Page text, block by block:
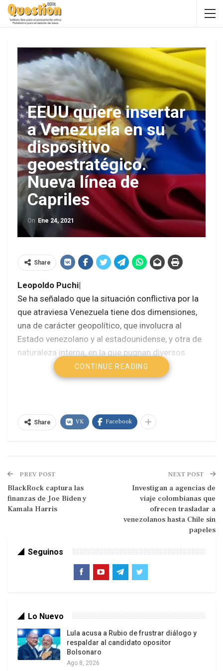
EEUU quiere insertar
a Venezuela en su
dispositivo
geoestratégico.
Nueva línea de
Capriles
On Ene 24, 2021
Share
Leopoldo Puchi|
Se ha señalado que la situación conflictiva por la
que atraviesa Venezuela tiene dos dimensiones,
una de carácter geopolítico, que involucra al
Estado venezolano y al estadounidense, y otra de
naturaleza interna, en la que pugnan diversos
sectores políticos y sociales en lucha por el poder
para conservar o dotarse de los medios para la
El plano de la confrontación entre Estados es
determinante y moldea el conjunto del conflicto,
geoestratégico. Sin embargo, las luchas internas
tienen su propia dinámica y razones de existencia,
y se articulan de deferentes formas con la
dimensión externa.
La situación económica se caracteriza por una
caída muy grande de la producción, una recesión
acumulada de los últimos siete años, y un
CONTINUE READING
Share VK Facebook
PREV POST
BlackRock captura las
finanzas de Joe Biden y
Kamala Harris
NEXT POST
Investigan a agencias de
viaje colombianas que
ofrecen trasladar a
venezolanos hasta Chile sin
papeles
Seguinos
Lo Nuevo
Lula acusa a Rubio de frustrar diálogo y
respaldar al candidato opositor
Bolsonaro
Ago 8, 2026